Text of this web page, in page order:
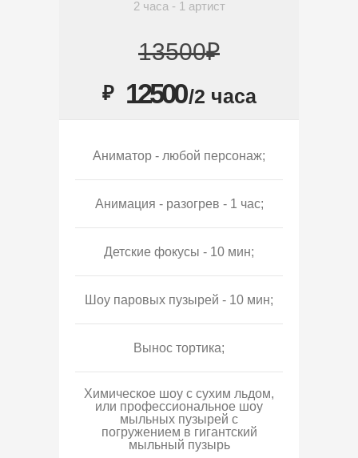
2 часа - 1 артист
13500₽
₽ 12500/2 часа
Аниматор - любой персонаж;
Анимация - разогрев - 1 час;
Детские фокусы - 10 мин;
Шоу паровых пузырей - 10 мин;
Вынос тортика;
Химическое шоу с сухим льдом,
или профессиональное шоу
мыльных пузырей с
погружением в гигантский
мыльный пузырь